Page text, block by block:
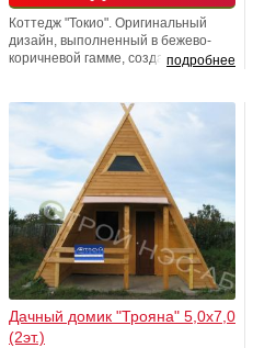
подробнее
Коттедж "Токио". Оригинальный
дизайн, выполненный в бежево-
коричневой гамме, создает
предназначен для круглогодичного
Дачный домик "Трояна" 5,0х7,0
(2эт.)